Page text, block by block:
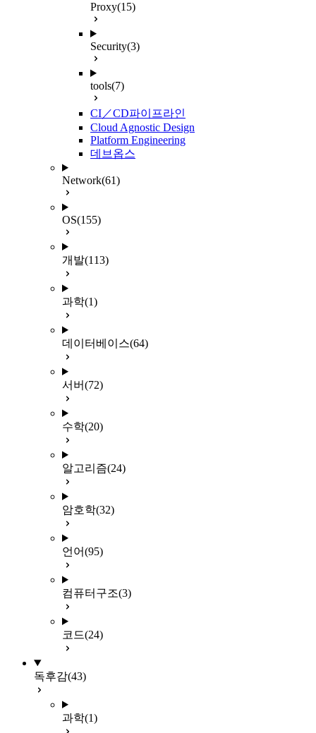
Proxy(15)
Security(3)
tools(7)
CI／CD파이프라인
Cloud Agnostic Design
Platform Engineering
데브옵스
Network(61)
OS(155)
개발(113)
과학(1)
데이터베이스(64)
서버(72)
수학(20)
알고리즘(24)
암호학(32)
언어(95)
컴퓨터구조(3)
코드(24)
독후감(43)
과학(1)